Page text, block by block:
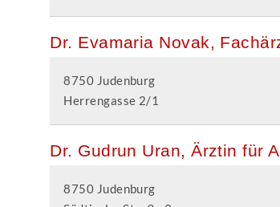
Dr. Evamaria Novak,
8750 Judenburg
Herrengasse 2/1
Dr. Gudrun Uran, Ärztin für
8750 Judenburg